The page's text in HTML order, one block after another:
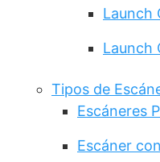
Launch
Launch
Tipos de
Escáneres
Escáner